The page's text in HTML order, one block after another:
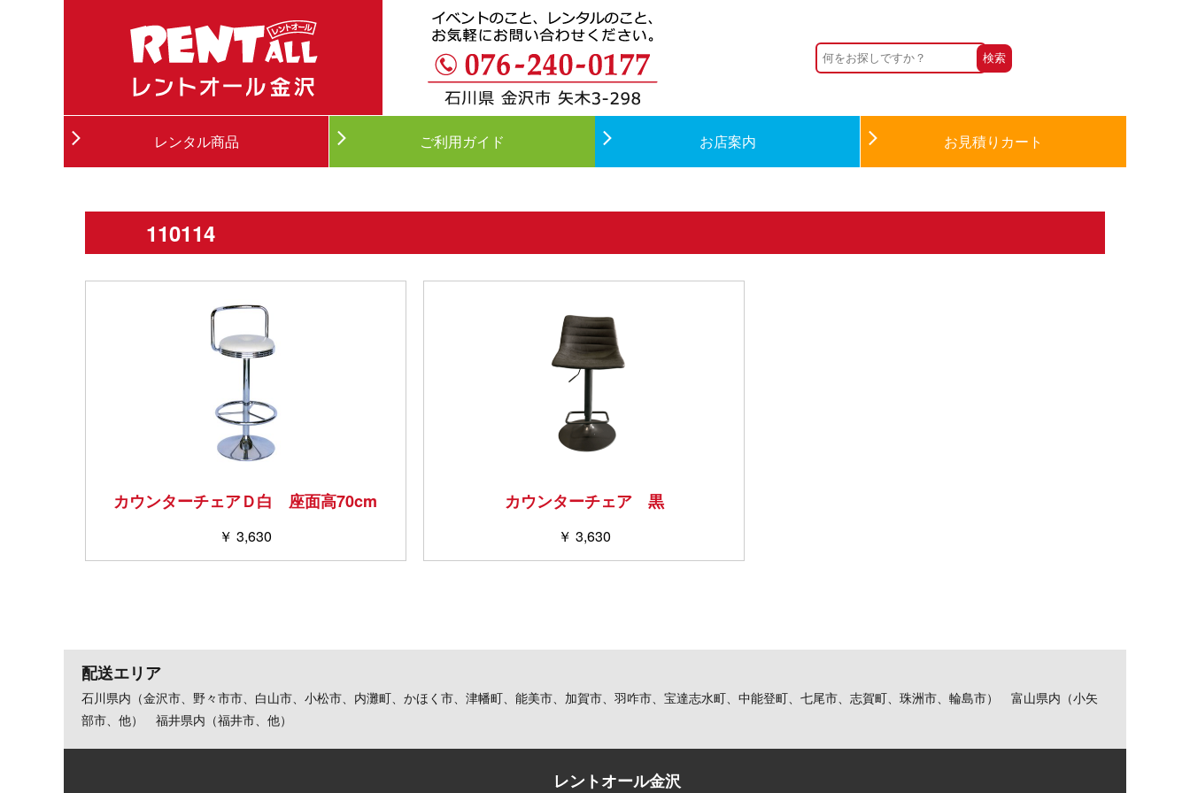
レンタル商品 ご利用ガイド お店案内 お見積りカート
110114
カウンターチェアＤ白 座面高70cm
￥ 3,630
カウンターチェア 黒
￥ 3,630
配送エリア
石川県内（金沢市、野々市市、白山市、小松市、内灘町、かほく市、津幡町、能美市、加賀市、羽咋市、宝達志水町、中能登町、七尾市、志賀町、珠洲市、輪島市） 富山県内（小矢
部市、他） 福井県内（福井市、他）
レントオール金沢